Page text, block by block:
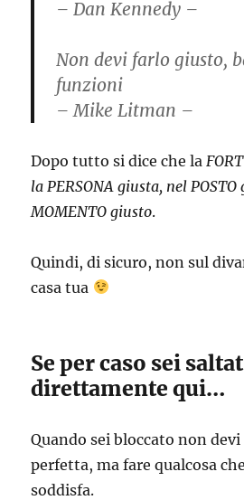
– Dan Kennedy –
Non devi farlo giusto,
funzioni
– Mike Litman –
Dopo tutto si dice che la
la PERSONA giusta, nel
MOMENTO giusto.
Quindi, di sicuro, non sul
casa tua
Se per caso sei
direttamente qui…
Quando sei bloccato non devi
perfetta, ma fare qualcosa
soddisfa.